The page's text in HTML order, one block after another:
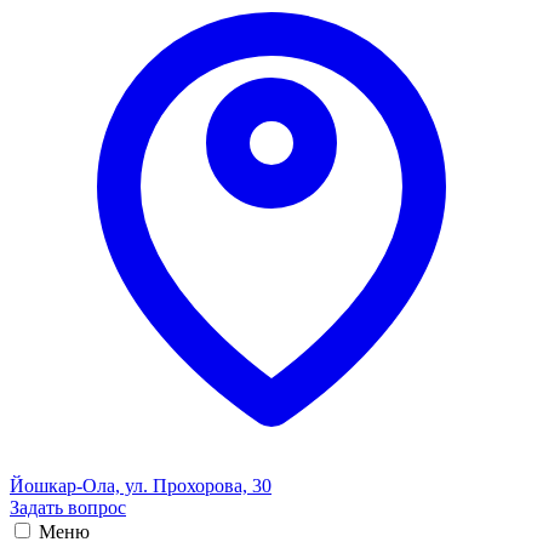
Йошкар-Ола, ул. Прохорова, 30
Задать вопрос
Меню